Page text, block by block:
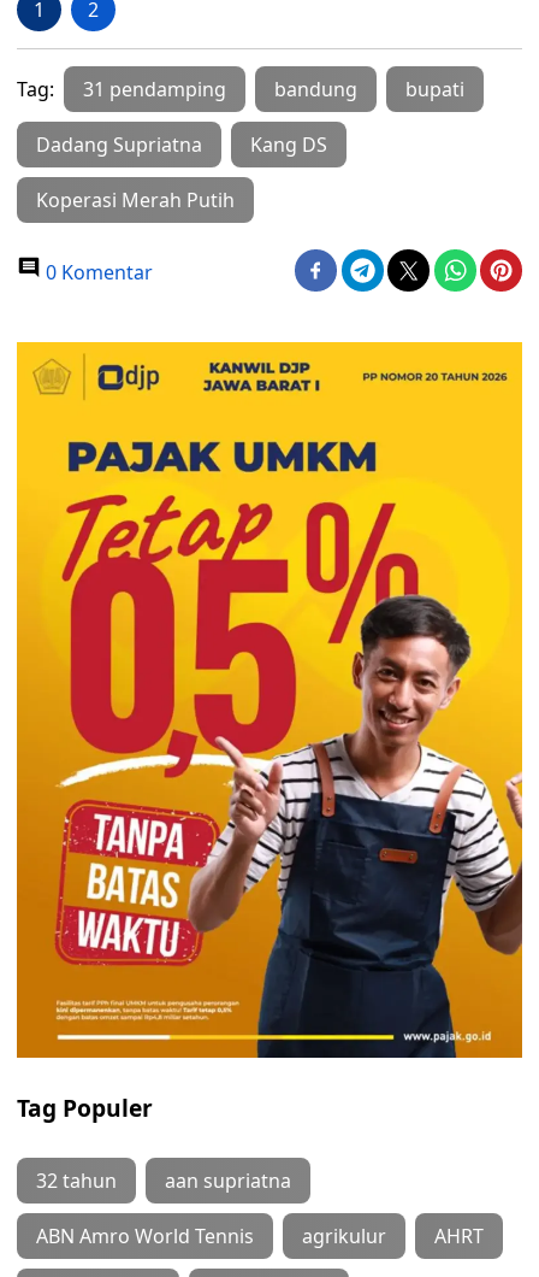
1 2
Tag: 31 pendamping bandung bupati
Dadang Supriatna Kang DS
Koperasi Merah Putih
0 Komentar
Tag Populer
32 tahun aan supriatna
ABN Amro World Tennis agrikulur AHRT